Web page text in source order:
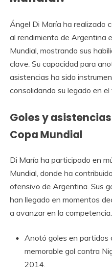
Ángel Di María ha realizado
al rendimiento de Argentina
Mundial, mostrando sus
clave. Su capacidad para
asistencias ha sido
consolidando su legado en
Goles y
Copa Mundial
Di María ha participado en
Mundial, donde ha
ofensivo de Argentina. Sus
han llegado en momentos
a avanzar en la competencia.
Anotó goles en partidos
memorable gol contra
2014.